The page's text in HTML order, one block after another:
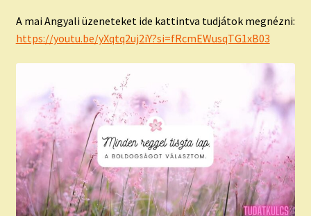
A mai Angyali üzeneteket ide kattintva tudjátok megnézni:
https://youtu.be/yXqtq2uj2iY?si=fRcmEWusqTG1xB03